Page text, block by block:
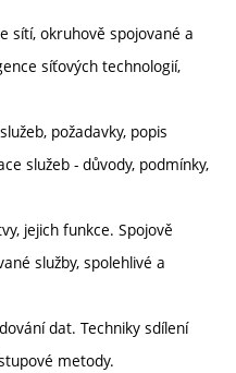
sítí, okruhově spojované a
síťových technologií,
požadavky, popis
služeb - důvody, podmínky,
jejich funkce. Spojově
služby, spolehlivé a
dat. Techniky sdílení
metody.